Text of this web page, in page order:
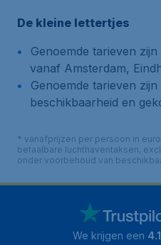
De kleine lettertjes
Genoemde tarieven
vanaf Amsterdam,
Genoemde tarieven
beschikbaarheid en
* vanafprijzen per persoon in
betaalbare luchthaventaksen,
onder voorbehoud van
We krijgen een